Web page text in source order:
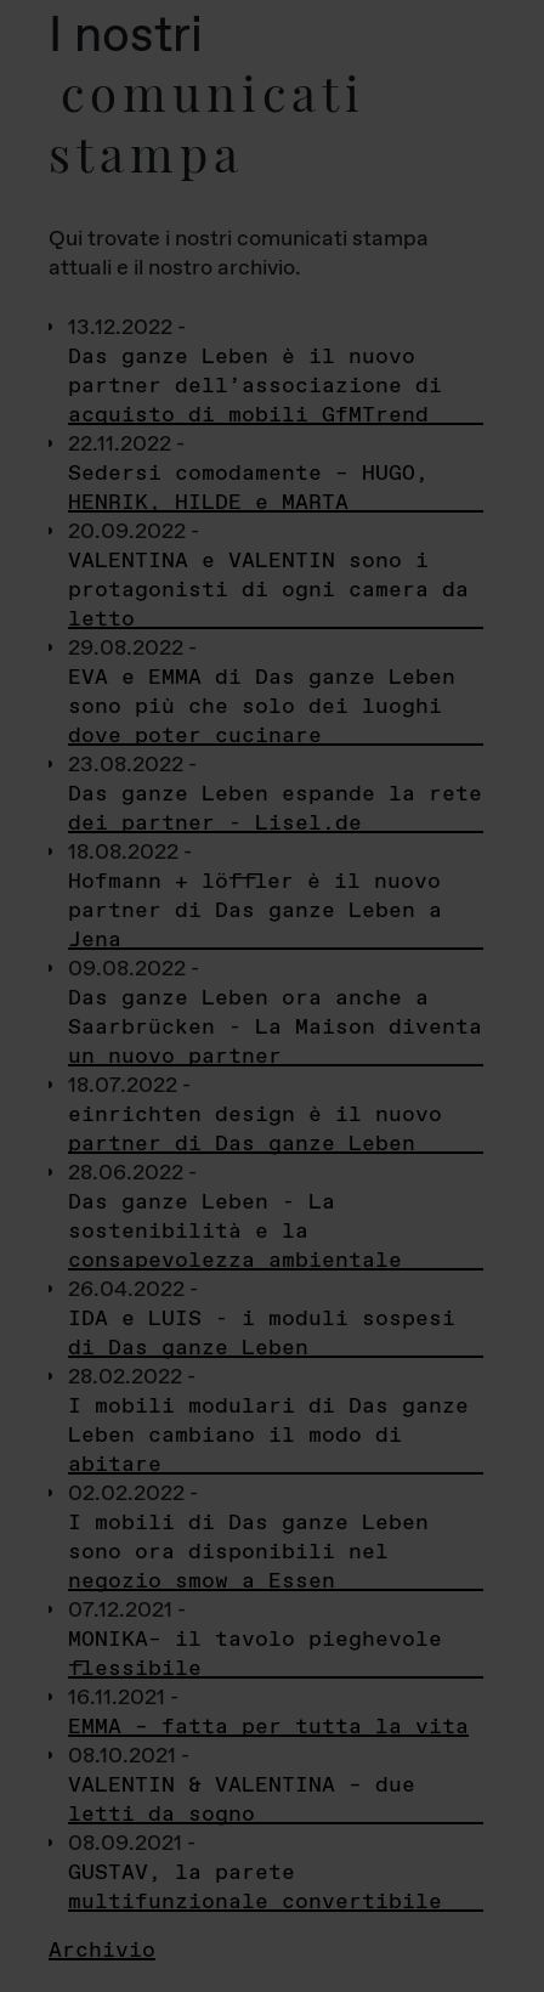
I nostri
comunicati
stampa
Qui trovate i nostri comunicati stampa
attuali e il nostro archivio.
13.12.2022 -
Das ganze Leben è il nuovo
partner dell’associazione di
acquisto di mobili GfMTrend
22.11.2022 -
Sedersi comodamente – HUGO,
HENRIK, HILDE e MARTA
20.09.2022 -
VALENTINA e VALENTIN sono i
protagonisti di ogni camera da
letto
29.08.2022 -
EVA e EMMA di Das ganze Leben
sono più che solo dei luoghi
dove poter cucinare
23.08.2022 -
Das ganze Leben espande la rete
dei partner - Lisel.de
18.08.2022 -
Hofmann + löffler è il nuovo
partner di Das ganze Leben a
Jena
09.08.2022 -
Das ganze Leben ora anche a
Saarbrücken - La Maison diventa
un nuovo partner
18.07.2022 -
einrichten design è il nuovo
partner di Das ganze Leben
28.06.2022 -
Das ganze Leben - La
sostenibilità e la
consapevolezza ambientale
26.04.2022 -
IDA e LUIS - i moduli sospesi
di Das ganze Leben
28.02.2022 -
I mobili modulari di Das ganze
Leben cambiano il modo di
abitare
02.02.2022 -
I mobili di Das ganze Leben
sono ora disponibili nel
negozio smow a Essen
07.12.2021 -
MONIKA– il tavolo pieghevole
flessibile
16.11.2021 -
EMMA – fatta per tutta la vita
08.10.2021 -
VALENTIN & VALENTINA – due
letti da sogno
08.09.2021 -
GUSTAV, la parete
multifunzionale convertibile
Archivio